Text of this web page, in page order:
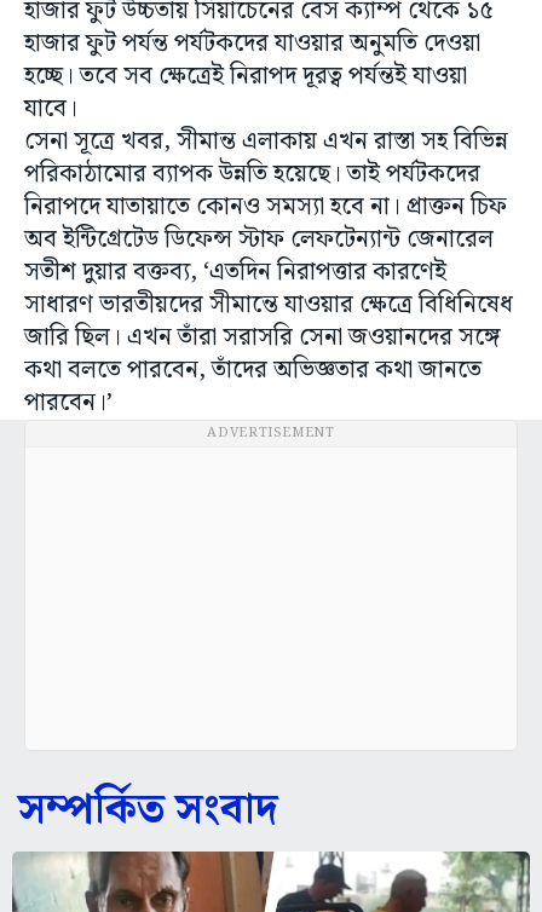
হাজার ফুট উচ্চতায় সিয়াচেনের বেস ক্যাম্প থেকে ১৫
হাজার ফুট পর্যন্ত পর্যটকদের যাওয়ার অনুমতি দেওয়া
হচ্ছে। তবে সব ক্ষেত্রেই নিরাপদ দূরত্ব পর্যন্তই যাওয়া
যাবে।
সেনা সূত্রে খবর, সীমান্ত এলাকায় এখন রাস্তা সহ বিভিন্ন
পরিকাঠামোর ব্যাপক উন্নতি হয়েছে। তাই পর্যটকদের
নিরাপদে যাতায়াতে কোনও সমস্যা হবে না। প্রাক্তন চিফ
অব ইন্টিগ্রেটেড ডিফেন্স স্টাফ লেফটেন্যান্ট জেনারেল
সতীশ দুয়ার বক্তব্য, ‘এতদিন নিরাপত্তার কারণেই
সাধারণ ভারতীয়দের সীমান্তে যাওয়ার ক্ষেত্রে বিধিনিষেধ
জারি ছিল। এখন তাঁরা সরাসরি সেনা জওয়ানদের সঙ্গে
কথা বলতে পারবেন, তাঁদের অভিজ্ঞতার কথা জানতে
পারবেন।’
ADVERTISEMENT
সম্পর্কিত সংবাদ